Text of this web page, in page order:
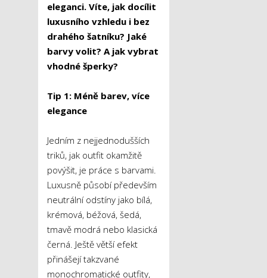
eleganci. Víte, jak docílit
luxusního vzhledu i bez
drahého šatníku? Jaké
barvy volit? A jak vybrat
vhodné šperky?
Tip 1: Méně barev, více
elegance
Jedním z nejjednodušších
triků, jak outfit okamžitě
povýšit, je práce s barvami.
Luxusně působí především
neutrální odstíny jako bílá,
krémová, béžová, šedá,
tmavě modrá nebo klasická
černá. Ještě větší efekt
přinášejí takzvané
monochromatické outfity,